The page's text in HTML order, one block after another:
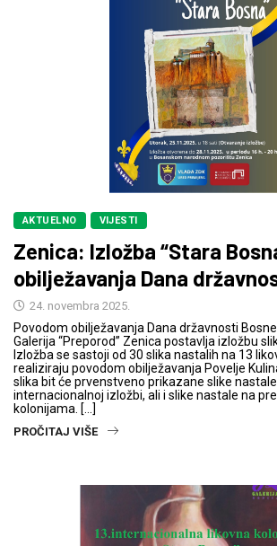
AKTUELNO VIJESTI
Zenica: Izložba “Stara
obilježavanja Dana
24. novembra 2025.
Povodom obilježavanja Dana državnosti
Galerija “Preporod” Zenica postavlja izložbu
Izložba se sastoji od 30 slika nastalih na 13
realiziraju povodom obilježavanja Povelje
slika bit će prvenstveno prikazane slike nastale
internacionalnoj izložbi, ali i slike nastale na
kolonijama. […]
PROČITAJ VIŠE